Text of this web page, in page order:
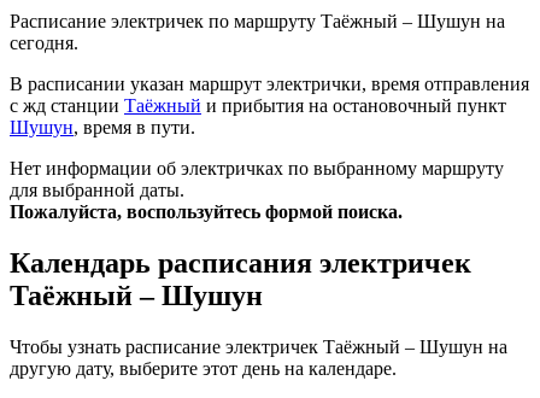
Расписание электричек по маршруту Таёжный – Шушун на
сегодня.
В расписании указан маршрут электрички, время отправления
с жд станции Таёжный и прибытия на остановочный пункт
Шушун, время в пути.
Нет информации об электричках по выбранному маршруту
для выбранной даты.
Пожалуйста, воспользуйтесь формой поиска.
Календарь расписания электричек
Таёжный – Шушун
Чтобы узнать расписание электричек Таёжный – Шушун на
другую дату, выберите этот день на календаре.